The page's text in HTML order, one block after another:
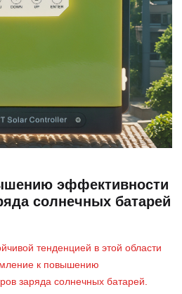
эффективности
солнечных батарей
тенденцией в этой области
к повышению
заряда солнечных батарей.